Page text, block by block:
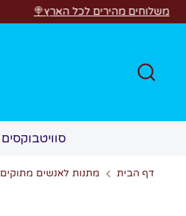
דלג לכל הארץ🍭
סוויטבוקסים
דף הבית מתנות לאנשים מתוקים